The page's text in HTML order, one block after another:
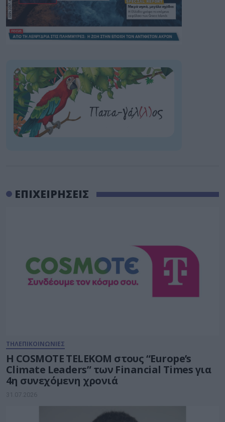
ΕΠΙΧΕΙΡΗΣΕΙΣ
ΤΗΛΕΠΙΚΟΙΝΩΝΙΕΣ
Η COSMOTE TELEKOM στους “Europe’s
Climate Leaders” των Financial Times για
4η συνεχόμενη χρονιά
31.07.2026